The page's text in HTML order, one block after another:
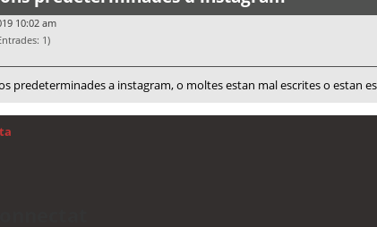
10:02 am
1)
predeterminades a instagram, o moltes estan mal escrites o estan